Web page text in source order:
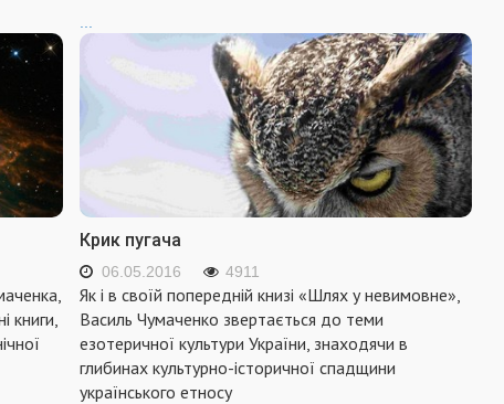
книги,
Крик пугача
06.05.2016 4911
Як і в своїй попередній книзі «Шлях у невимовне»,
Василь Чумаченко звертається до теми
езотеричної культури України, знаходячи в
глибинах культурно-історичної спадщини
українського етносу